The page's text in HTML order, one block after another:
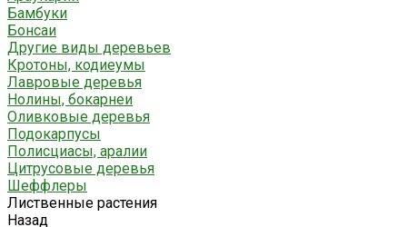
Бамбуки
Бонсаи
Другие виды деревьев
Кротоны, кодиеумы
Лавровые деревья
Нолины, бокарнеи
Оливковые деревья
Подокарпусы
Полисциасы, аралии
Цитрусовые деревья
Шеффлеры
Лиственные растения
Назад